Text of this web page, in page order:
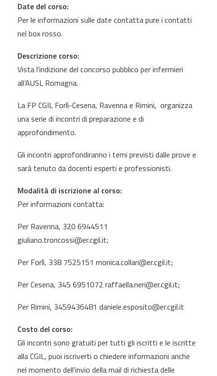
Date del corso:
Per le informazioni sulle date contatta pure i contatti
nel box rosso.
Descrizione corso:
Vista l’indizione del concorso pubblico per infermieri
all’AUSL Romagna.
La FP CGIL Forlì-Cesena, Ravenna e Rimini, organizza
una serie di incontri di preparazione e di
approfondimento.
Gli incontri approfondiranno i temi previsti dalle prove e
sarà tenuto da docenti esperti e professionisti.
Modalità di iscrizione al corso:
Per informazioni contatta:
Per Ravenna, 320 6944511
giuliano.troncossi@er.cgil.it;
Per Forlì, 338 7525151 monica.collari@er.cgil.it;
Per Cesena, 345 6951072 raffaella.neri@er.cgil.it;
Per Rimini, 3459436481 daniele.esposito@er.cgil.it
Costo del corso:
Gli incontri sono gratuiti per tutti gli iscritti e le iscritte
alla CGIL, puoi iscriverti o chiedere informazioni anche
nel momento dell’invio della mail di richiesta delle